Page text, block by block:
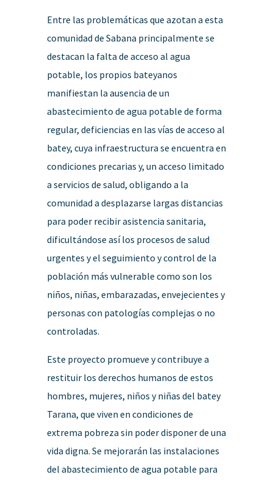
Entre las problemáticas que azotan a esta
comunidad de Sabana principalmente se
destacan la falta de acceso al agua
potable, los propios bateyanos
manifiestan la ausencia de un
abastecimiento de agua potable de forma
regular, deficiencias en las vías de acceso al
batey, cuya infraestructura se encuentra en
condiciones precarias y, un acceso limitado
a servicios de salud, obligando a la
comunidad a desplazarse largas distancias
para poder recibir asistencia sanitaria,
dificultándose así los procesos de salud
urgentes y el seguimiento y control de la
población más vulnerable como son los
niños, niñas, embarazadas, envejecientes y
personas con patologías complejas o no
controladas.
Este proyecto promueve y contribuye a
restituir los derechos humanos de estos
hombres, mujeres, niños y niñas del batey
Tarana, que viven en condiciones de
extrema pobreza sin poder disponer de una
vida digna. Se mejorarán las instalaciones
del abastecimiento de agua potable para